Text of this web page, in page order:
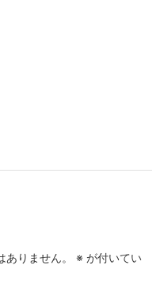
りません。 ※ が付いてい